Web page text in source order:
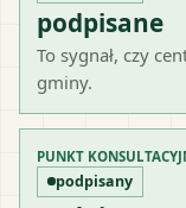
podpisane
To sygnał, czy
gminy.
PUNKT
podpisany